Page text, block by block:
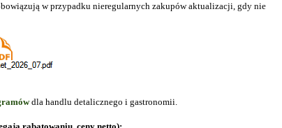
w przypadku nieregularnych zakupów aktualizacji, gdy nie
dla handlu detalicznego i gastronomii.